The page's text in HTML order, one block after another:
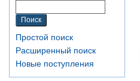
Простой поиск
Расширенный поиск
Новые поступления